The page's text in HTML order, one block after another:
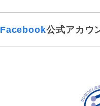
Facebook公式アカウ